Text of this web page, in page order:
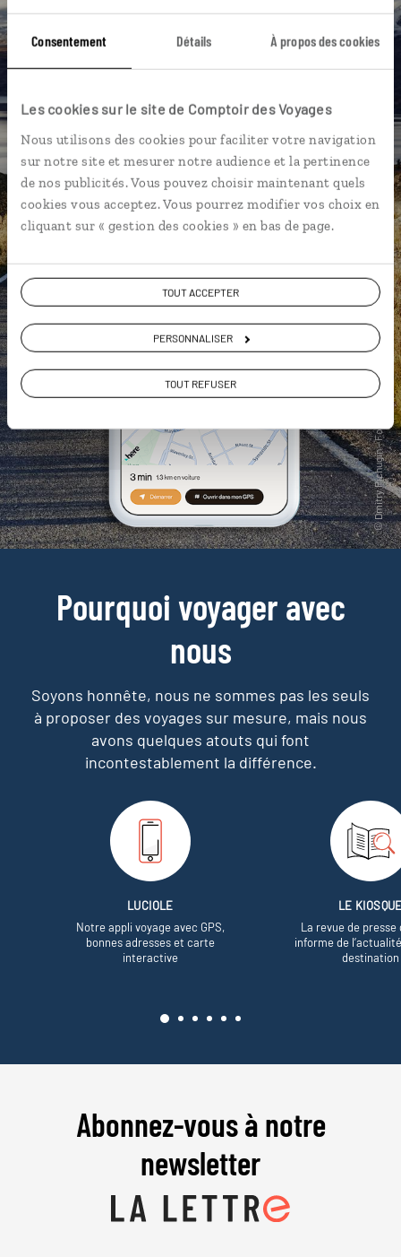
Consentement Détails À propos des cookies
Les cookies sur le site de Comptoir des Voyages
Nous utilisons des cookies pour faciliter votre navigation
sur notre site et mesurer notre audience et la pertinence
de nos publicités. Vous pouvez choisir maintenant quels
cookies vous acceptez. Vous pourrez modifier vos choix en
cliquant sur « gestion des cookies » en bas de page.
TOUT ACCEPTER
PERSONNALISER
TOUT REFUSER
DÉCOUVRIR LUCIOLE
Pourquoi voyager avec
nous
Soyons honnête, nous ne sommes pas les seuls
à proposer des voyages sur mesure, mais nous
avons quelques atouts qui font
incontestablement la différence.
LUCIOLE
Notre appli voyage avec GPS,
bonnes adresses et carte
interactive
LE
La revue de presse
informe de
destination
Abonnez-vous à notre
newsletter